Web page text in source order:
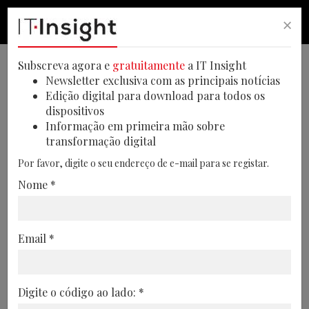
PwC: “Se usamos a IA no
ataque, também temos de
usar na defesa, não temos a
mínima hipótese” (com vídeo)
Rodrigues, da PwC, alertou para a
assistidos por IA e para a necessidade de
×
Subscreva agora e gratuitamente a IT Insight
Newsletter exclusiva com as principais notícias
Edição digital para download para todos os
dispositivos
Informação em primeira mão sobre
transformação digital
Por favor, digite o seu endereço de e-mail para se registar.
Nome *
Email *
Digite o código ao lado: *